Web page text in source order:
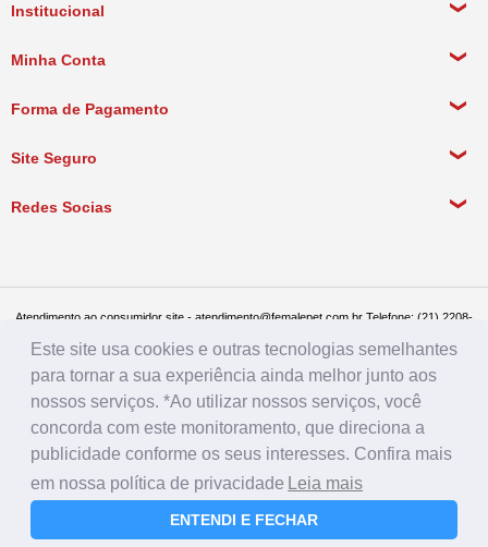
Institucional
Política de Pagamento
Política de Entrega
Minha Conta
Forma de Pagamento
Site Seguro
Redes Socias
Atendimento ao consumidor site - atendimento@femalepet.com.br Telefone: (21) 2208-
Televendas: (21) 2268-7748 ou (21) 97045-2996 Seg a sex de 8:30h às 19h e Sábados
de 8:30h às 14:30h
Female Pet - CNPJ: 17.292.888.0001/86 - Rua Conde de Bonfim 482, loja A, Tijuca, Rio
de Janeiro - RJ - CEP: 20520-054
Este site usa cookies e outras tecnologias semelhantes
para tornar a sua experiência ainda melhor junto aos
nossos serviços. *Ao utilizar nossos serviços, você
concorda com este monitoramento, que direciona a
publicidade conforme os seus interesses. Confira mais
em nossa política de privacidade Leia mais
ENTENDI E FECHAR